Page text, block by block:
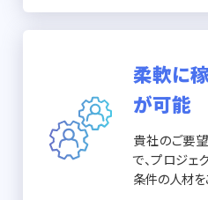
柔軟に
が可能
貴社のご要
で、プロジェ
条件の人材を